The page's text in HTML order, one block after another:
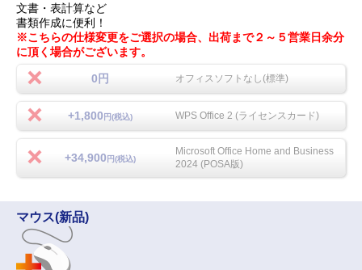
文書・表計算など
書類作成に便利！
※こちらの仕様変更をご選択の場合、出荷まで２～５営業日余分
に頂く場合がございます。
0円 オフィスソフトなし(標準)
+1,800 円(税込) WPS Office 2 (ライセンスカード)
+34,900 円(税込)
Microsoft Office Home and Business
2024 (POSA版)
マウス(新品)